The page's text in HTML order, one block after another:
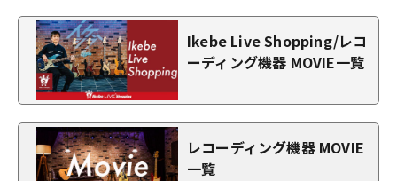
Ikebe Live Shopping/レコ
ーディング機器 MOVIE一覧
レコーディング機器 MOVIE
一覧